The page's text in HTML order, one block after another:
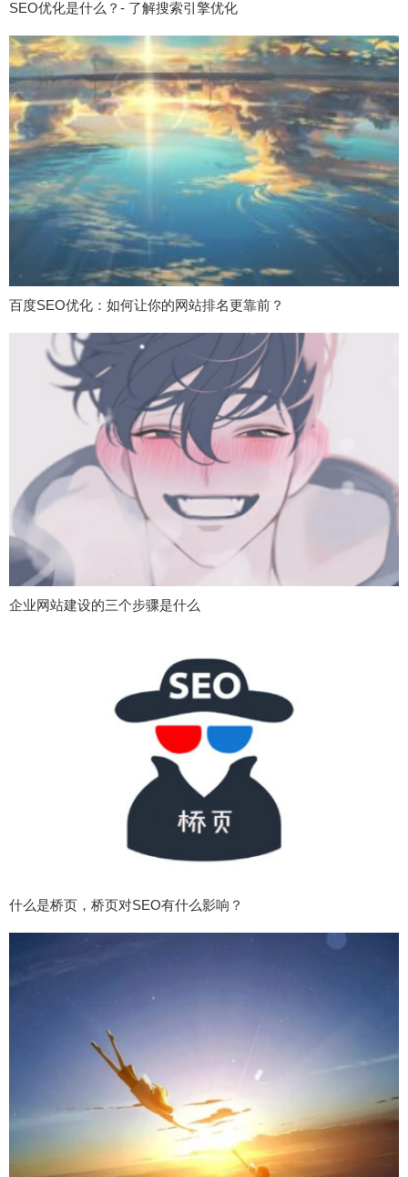
SEO优化是什么？- 了解搜索引擎优化
百度SEO优化：如何让你的网站排名更靠前？
企业网站建设的三个步骤是什么
什么是桥页，桥页对SEO有什么影响？